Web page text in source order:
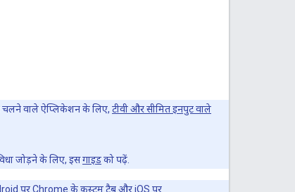
चलने वाले ऐप्लिकेशन के लिए, टीवी और सीमित इनपुट वाले
जोड़ने के लिए, इसगाइडको पढ़ें.
परChrome के कस्टम टैबऔर iOS पर